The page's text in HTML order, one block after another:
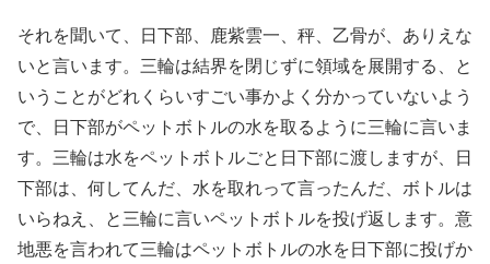
それを聞いて、日下部、鹿紫雲一、秤、乙骨が、ありえな
いと言います。三輪は結界を閉じずに領域を展開する、と
いうことがどれくらいすごい事かよく分かっていないよう
で、日下部がペットボトルの水を取るように三輪に言いま
す。三輪は水をペットボトルごと日下部に渡しますが、日
下部は、何してんだ、水を取れって言ったんだ、ボトルは
いらねえ、と三輪に言いペットボトルを投げ返します。意
地悪を言われて三輪はペットボトルの水を日下部に投げか